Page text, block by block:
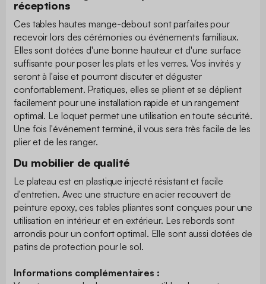
réceptions
Ces tables hautes mange-debout sont parfaites pour
recevoir lors des cérémonies ou événements familiaux.
Elles sont dotées d'une bonne hauteur et d'une surface
suffisante pour poser les plats et les verres. Vos invités y
seront à l'aise et pourront discuter et déguster
confortablement. Pratiques, elles se plient et se déplient
facilement pour une installation rapide et un rangement
optimal. Le loquet permet une utilisation en toute sécurité.
Une fois l'événement terminé, il vous sera très facile de les
plier et de les ranger.
Du mobilier de qualité
Le plateau est en plastique injecté résistant et facile
d'entretien. Avec une structure en acier recouvert de
peinture epoxy, ces tables pliantes sont conçues pour une
utilisation en intérieur et en extérieur. Les rebords sont
arrondis pour un confort optimal. Elle sont aussi dotées de
patins de protection pour le sol.
Informations complémentaires :